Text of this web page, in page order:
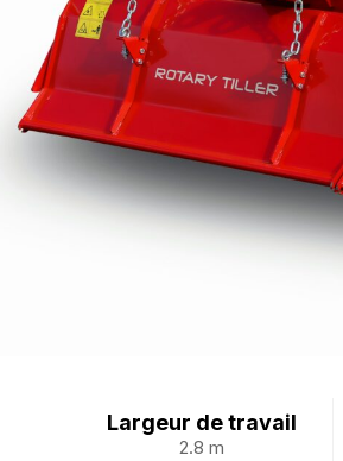
Largeur de travail
2.8 m